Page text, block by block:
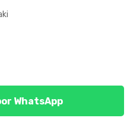
WhatsApp